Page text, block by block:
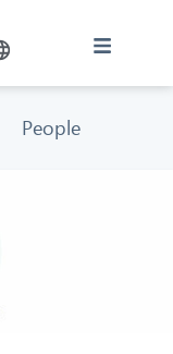
People